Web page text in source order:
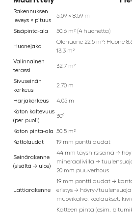
Rakennuksen
leveys × pituus
5.09 × 8.59 m
Sisäpinta-ala 50.6 m² (4 huonetta)
Huonejako
Olohuone 22.5 m²; Huone
13.3 m²
Valinnainen
terassi
32.7 m²
Sivuseinän
korkeus
2.70 m
Harjakorkeus
4.05 m
Katon kaltevuus
(per puoli)
30°
Katon pinta-ala 50.5 m²
Kattolaudat
19 mm ponttilaudat
Seinärakenne
(sisältä → ulos)
44 mm täyshirsiseinä →
mineraalivilla →
20 mm puuverhous
Lattiarakenne
19 mm ponttilaudat →
eristys → höyry-/
muovikalvo, koolaukset,
Katteen pinta (esim.